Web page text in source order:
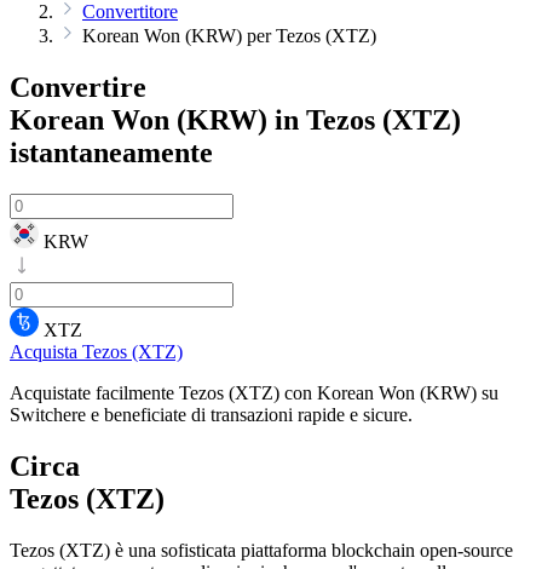
Convertitore
Korean Won (KRW) per Tezos (XTZ)
Convertire
Korean Won (KRW) in Tezos (XTZ)
istantaneamente
KRW
XTZ
Acquista Tezos (XTZ)
Acquistate facilmente Tezos (XTZ) con Korean Won (KRW) su
Switchere e beneficiate di transazioni rapide e sicure.
Circa
Tezos (XTZ)
Tezos (XTZ) è una sofisticata piattaforma blockchain open-source